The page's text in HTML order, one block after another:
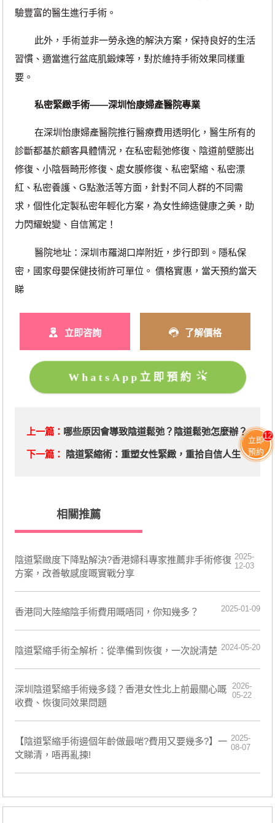
驗豐富的醫生進行手術。
此外，手術並非一勞永逸的解決方案，保持良好的生活
習慣、適當進行盆底肌鍛煉等，對於維持手術效果同樣重
要。
私密緊緻手術——深圳怡康婦產醫院專業
在深圳怡康婦產醫院推行醫療費用透明化，醫生所有的
診斷都基於顧客具體情況，在私密鬆弛修復、陰道前壁膨出
修復、小陰唇畸形修復、處女膜修復、私密緊縮、私密漂
紅、私密養護、G點激活等方面，針對不同人群的不同需
求，個性化定製私密年輕化方案，為女性締造健康之美，助
力閃耀蛻變、自信篤定！
醫院地址：深圳市羅湖口岸附近，步行即到。隱私保
密，國家母嬰保健技術許可單位。 價格實惠，當天預約當天
睇
立即咨詢 了解價格
WhatsApp立即預約
上一篇： 哪些原因會導致陰道鬆弛？陰道鬆弛怎麼辦？
下一篇： 陰道緊縮術：重塑女性緊緻，重拾自信人生
相關推薦
陰道緊緻度下降點解決?香港婦科專家推薦非手術修復
方案，改善敏感度嘅實戰分享
2025-
12-03
​香港同大陸縮陰手術費用嘅唔同，你知幾多？ 2025-01-09
​陰道緊縮手術全解析：從準備到恢復，一次說清楚 2024-05-20
深圳陰道緊縮手術幾多錢？香港女性北上前最關心嘅
收費、恢復同效果問題
2026-
05-22
【陰道緊縮手術邊個年齡做最啱?費用又要幾多?】一
文睇清，唔再亂揀!
2025-
08-07
立即
預約
12